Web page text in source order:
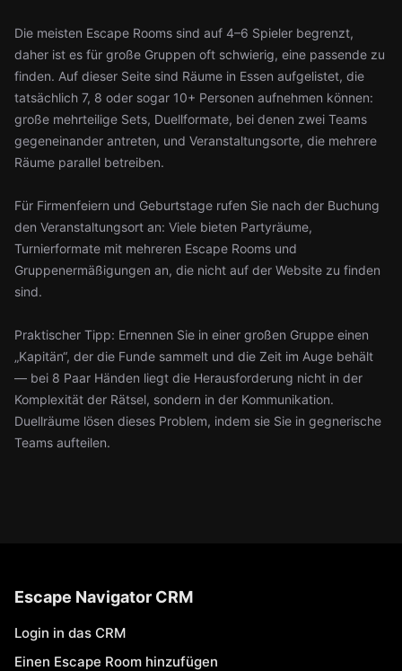
Die meisten Escape Rooms sind auf 4–6 Spieler begrenzt,
daher ist es für große Gruppen oft schwierig, eine passende zu
finden. Auf dieser Seite sind Räume in Essen aufgelistet, die
tatsächlich 7, 8 oder sogar 10+ Personen aufnehmen können:
große mehrteilige Sets, Duellformate, bei denen zwei Teams
gegeneinander antreten, und Veranstaltungsorte, die mehrere
Räume parallel betreiben.
Für Firmenfeiern und Geburtstage rufen Sie nach der Buchung
den Veranstaltungsort an: Viele bieten Partyräume,
Turnierformate mit mehreren Escape Rooms und
Gruppenermäßigungen an, die nicht auf der Website zu finden
sind.
Praktischer Tipp: Ernennen Sie in einer großen Gruppe einen
„Kapitän“, der die Funde sammelt und die Zeit im Auge behält
— bei 8 Paar Händen liegt die Herausforderung nicht in der
Komplexität der Rätsel, sondern in der Kommunikation.
Duellräume lösen dieses Problem, indem sie Sie in gegnerische
Teams aufteilen.
Escape Navigator CRM
Login in das CRM
Einen Escape Room hinzufügen